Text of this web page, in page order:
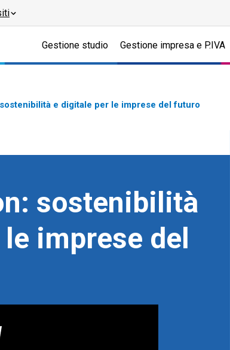
Gestione studio Gestione impresa e P.IVA
e digitale per le imprese del futuro
sostenibilità
imprese del